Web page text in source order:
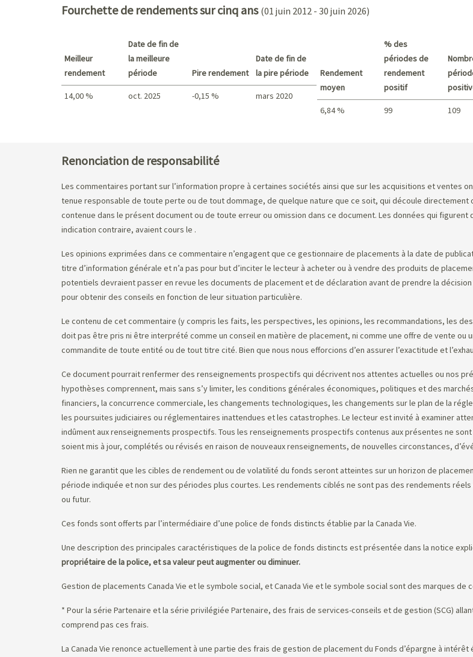
Fourchette de rendements sur cinq ans (01 juin 2012 - 30 juin 2026)
Meilleur
rendement
Date de fin de
la meilleure
période
Pire rendement
Date de fin de
la pire période
14,00 % oct. 2025 -0,15 % mars 2020
Rendement
moyen
% des
périodes de
rendement
positif
6,84 % 99 109
Renonciation de responsabilité
Les commentaires portant sur l’information propre à certaines sociétés ainsi que sur les acquisitions et ventes
tenue responsable de toute perte ou de tout dommage, de quelque nature que ce soit, qui découle directement
contenue dans le présent document ou de toute erreur ou omission dans ce document. Les données qui
indication contraire, avaient cours le .
Les opinions exprimées dans ce commentaire n’engagent que ce gestionnaire de placements à la date de
titre d’information générale et n’a pas pour but d’inciter le lecteur à acheter ou à vendre des produits de
potentiels devraient passer en revue les documents de placement et de déclaration avant de prendre la
pour obtenir des conseils en fonction de leur situation particulière.
Le contenu de cet commentaire (y compris les faits, les perspectives, les opinions, les recommandations, les
doit pas être pris ni être interprété comme un conseil en matière de placement, ni comme une offre de vente ou
commandite de toute entité ou de tout titre cité. Bien que nous nous efforcions d’en assurer l’exactitude et
Ce document pourrait renfermer des renseignements prospectifs qui décrivent nos attentes actuelles ou nos
hypothèses comprennent, mais sans s’y limiter, les conditions générales économiques, politiques et des
financiers, la concurrence commerciale, les changements technologiques, les changements sur le plan de la
les poursuites judiciaires ou réglementaires inattendues et les catastrophes. Le lecteur est invité à examiner
indûment aux renseignements prospectifs. Tous les renseignements prospectifs contenus aux présentes ne sont
soient mis à jour, complétés ou révisés en raison de nouveaux renseignements, de nouvelles circonstances,
Rien ne garantit que les cibles de rendement ou de volatilité du fonds seront atteintes sur un horizon de
période indiquée et non sur des périodes plus courtes. Les rendements ciblés ne sont pas des rendements
ou futur.
Ces fonds sont offerts par l’intermédiaire d’une police de fonds distincts établie par la Canada Vie.
Une description des principales caractéristiques de la police de fonds distincts est présentée dans la notice
propriétaire de la police, et sa valeur peut augmenter ou diminuer.
Gestion de placements Canada Vie et le symbole social, et Canada Vie et le symbole social sont des marques de
* Pour la série Partenaire et la série privilégiée Partenaire, des frais de services-conseils et de gestion (SCG)
comprend pas ces frais.
La Canada Vie renonce actuellement à une partie des frais de gestion de placement du Fonds d’épargne à